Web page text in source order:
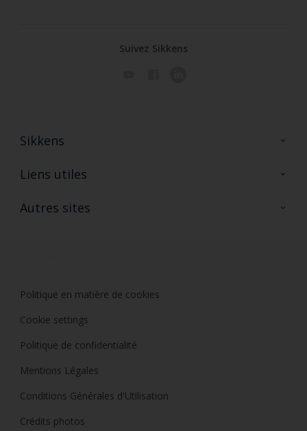
Suivez Sikkens
Sikkens
A propos de Sikkens
Liens utiles
Ouvrir un magasin PASS
Autres sites
Politique en matière de cookies
Cookie settings
Politique de confidentialité
Mentions Légales
Conditions Générales d'Utilisation
Crédits photos